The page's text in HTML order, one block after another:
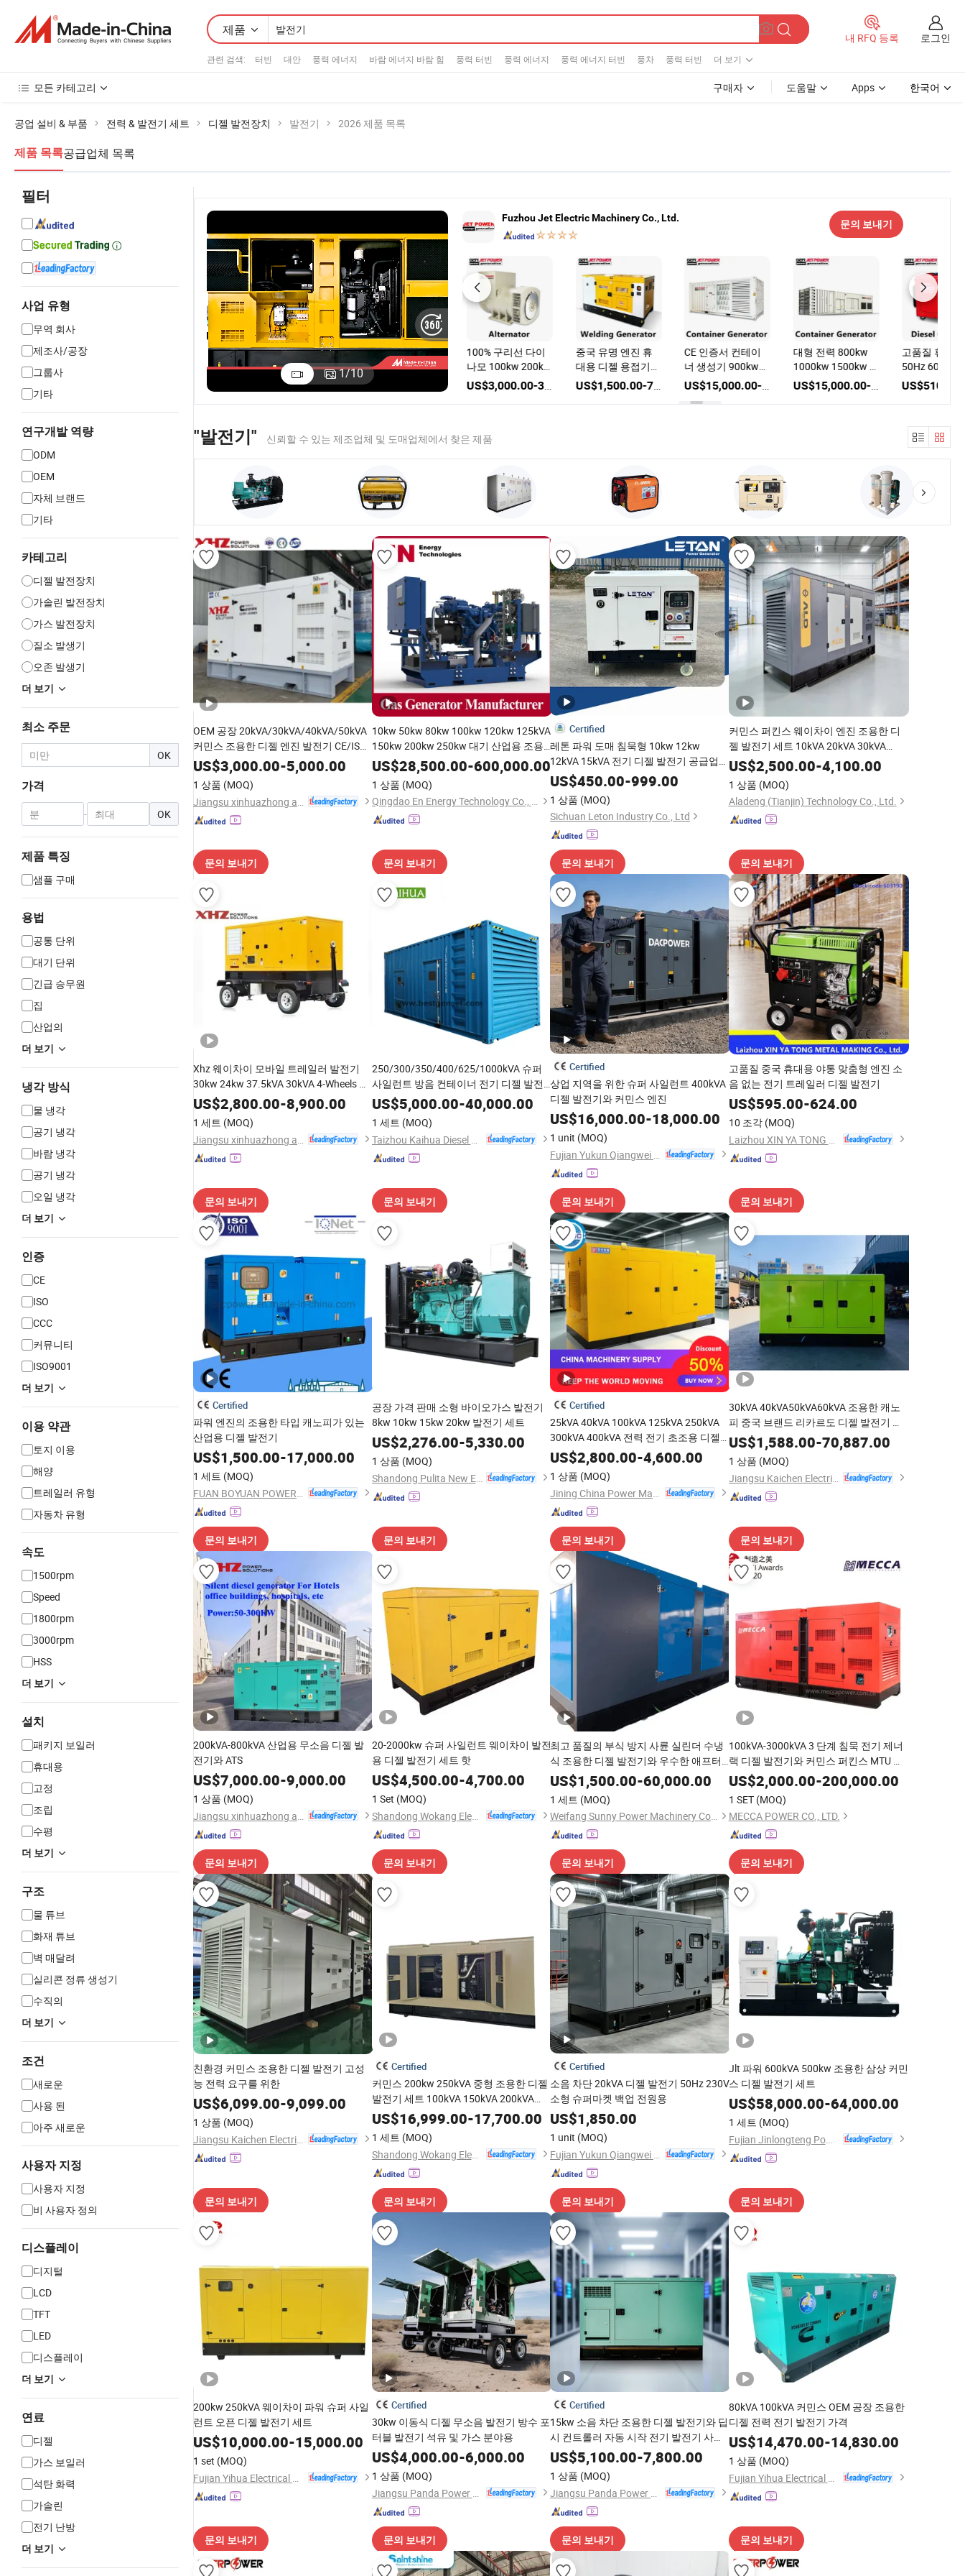
제품
관련 검색: 터빈 대안 풍력 에너지 바람 에너지 바람 힘 풍력 터빈 풍력 에너지 풍력 에너지 터빈 풍차 풍력 터빈 더 보기
내 RFQ 등록 로그인
모든 카테고리 구매자 도움말 Apps 한국어
공업 설비 & 부품 전력 & 발전기 세트 디젤 발전장치 발전기 2026 제품 목록
제품 목록공급업체 목록
필터
사업 유형
무역 회사
제조사/공장
그룹사
기타
연구개발 역량
ODM
OEM
자체 브랜드
기타
카테고리
디젤 발전장치
가솔린 발전장치
가스 발전장치
질소 발생기
오존 발생기
더 보기
최소 주문
OK
가격
- OK
제품 특징
샘플 구매
용법
공통 단위
대기 단위
긴급 승무원
집
산업의
더 보기
냉각 방식
물 냉각
공기 냉각
바람 냉각
공기 냉각
오일 냉각
더 보기
인증
CE
ISO
CCC
커뮤니티
ISO9001
더 보기
이용 약관
토지 이용
해양
트레일러 유형
자동차 유형
속도
1500rpm
Speed
1800rpm
3000rpm
HSS
더 보기
설치
패키지 보일러
휴대용
고정
조립
수평
더 보기
구조
물 튜브
화재 튜​​브
벽 매달려
실리콘 정류 생성기
수직의
더 보기
조건
새로운
사용 된
아주 새로운
사용자 지정
사용자 지정
비 사용자 정의
디스플레이
디지털
LCD
TFT
LED
디스플레이
더 보기
연료
디젤
가스 보일러
석탄 화력
가솔린
전기 난방
더 보기
1/10
Fuzhou Jet Electric Machinery Co., Ltd.
문의 보내기
공장 직송 개방형
80kw 70kw 60kw
수냉식 디젤 발전기
세트
70kVA 3phase 슈퍼
기 24 시간 기본 연
료 탱크
120kw 150kVA 디
젤 엔진이 포함된
디젤 발전기 가격
1106A-70tg1
US$1,999.00-9,999.00
10kVA-2500kVA 커
민스 엔진으로 구동
되는 디젤 발전기
세트, ISO 및 CE 인
100% 구리선 다이
나모 100kw 200kw
브러시리스 발전기
CE ISO
US$3,000.00-3,500.00
중국 유명 엔진 휴
대용 디젤 용접기
60kw 디젤 용접기
75kVA 무소음 디젤
US$1,500.00-7,000.00
CE 인증서 컨테이
너 생성기 900kw
1000kwsoundproof
디젤 발전기 공장
US$15,000.00-60,000.00
대형 전력 800kw
1000kw 1500kw 수
냉식 컨테이너형 디
젤 발전기 세트
US$15,000.00-60,000.00
고품질 휴대용
50Hz 60Hz
5/6/7kw 공랭
젤 발전기 가
"발전기" 신뢰할 수 있는 제조업체 및 도매업체에서 찾은 제품
OEM 공장 20kVA/30kVA/40kVA/50kVA
커민스 조용한 디젤 엔진 발전기 CE/ISO
인증 산업용
US$3,000.00-5,000.00
1 상품 (MOQ)
문의 보내기
10kw 50kw 80kw 100kw 120kw 125kVA
150kw 200kw 250kw 대기 산업용 조용
한 천연가스 바이오가스 LPG 엔진 발전
기 공장, 바이오가스 천연가스 발전기
US$28,500.00-600,000.00
1 상품 (MOQ)
Qingdao En Energy Technology Co., Ltd
문의 보내기
Certified
레톤 파워 도매 침묵형 10kw 12kw
12kVA 15kVA 전기 디젤 발전기 공급업체
전력 발전소 가정용 발전기
US$450.00-999.00
1 상품 (MOQ)
Sichuan Leton Industry Co., Ltd
문의 보내기
커민스 퍼킨스 웨이차이 엔진 조용한 디
젤 발전기 세트 10kVA 20kVA 30kVA
50kVA 60kVA 100kVA 200kVA 300kVA
400kVA 3-Phase 발전기 백업 전원
US$2,500.00-4,100.00
1 상품 (MOQ)
Aladeng (Tianjin) Technology Co., Ltd.
문의 보내기
Xhz 웨이차이 모바일 트레일러 발전기
30kw 24kw 37.5kVA 30kVA 4-Wheels 트
레일러 디젤 발전기 제조업체 3 상상
US$2,800.00-8,900.00
1 세트 (MOQ)
문의 보내기
250/300/350/400/625/1000kVA 슈퍼
사일런트 방음 컨테이너 전기 디젤 발전
기 세트 동기화 병렬
US$5,000.00-40,000.00
1 세트 (MOQ)
문의 보내기
Certified
상업 지역을 위한 슈퍼 사일런트 400kVA
디젤 발전기와 커민스 엔진
US$16,000.00-18,000.00
1 unit (MOQ)
문의 보내기
고품질 중국 휴대용 야통 맞춤형 엔진 소
음 없는 전기 트레일러 디젤 발전기
US$595.00-624.00
10 조각 (MOQ)
문의 보내기
Certified
파워 엔진의 조용한 타입 캐노피가 있는
산업용 디젤 발전기
US$1,500.00-17,000.00
1 세트 (MOQ)
문의 보내기
공장 가격 판매 소형 바이오가스 발전기
8kw 10kw 15kw 20kw 발전기 세트
US$2,276.00-5,330.00
1 상품 (MOQ)
Shandong Pulita New Energy Technology Co., Ltd.
문의 보내기
Certified
25kVA 40kVA 100kVA 125kVA 250kVA
300kVA 400kVA 전력 전기 초조용 디젤
발전기
US$2,800.00-4,600.00
1 상품 (MOQ)
문의 보내기
30kVA 40kVA50kVA60kVA 조용한 캐노
피 중국 브랜드 리카르도 디젤 발전기 세
트
US$1,588.00-70,887.00
1 상품 (MOQ)
Jiangsu Kaichen Electric Power Equipment Co., Ltd.
문의 보내기
200kVA-800kVA 산업용 무소음 디젤 발
전기와 ATS
US$7,000.00-9,000.00
1 상품 (MOQ)
문의 보내기
20-2000kw 슈퍼 사일런트 웨이차이 발전
용 디젤 발전기 세트 핫
US$4,500.00-4,700.00
1 Set (MOQ)
Shandong Wokang Electric Power Technology Co., Ltd
문의 보내기
최고 품질의 부식 방지 사륜 실린더 수냉
식 조용한 디젤 발전기와 우수한 애프터
서비스
US$1,500.00-60,000.00
1 세트 (MOQ)
Weifang Sunny Power Machinery Co., Ltd.
문의 보내기
100kVA-3000kVA 3 단계 침묵 전기 제너
랙 디젤 발전기와 커민스 퍼킨스 MTU 미
쓰비시 SME SDEC 유차이 웨이차이 중국
엔진 판매용
US$2,000.00-200,000.00
1 SET (MOQ)
MECCA POWER CO., LTD.
문의 보내기
친환경 커민스 조용한 디젤 발전기 고성
능 전력 요구를 위한
US$6,099.00-9,099.00
1 상품 (MOQ)
문의 보내기
Certified
커민스 200kw 250kVA 중형 조용한 디젤
발전기 세트 100kVA 150kVA 200kVA
300kVA 산업용 백업 일반 사용 수냉식 원
격 시작 방음
US$16,999.00-17,700.00
1 세트 (MOQ)
Shandong Wokang Electric Power Technology Co., Ltd
문의 보내기
Certified
소음 차단 20kVA 디젤 발전기 50Hz 230V
소형 슈퍼마켓 백업 전원용
US$1,850.00
1 unit (MOQ)
문의 보내기
Jlt 파워 600kVA 500kw 조용한 삼상 커민
스 디젤 발전기 세트
US$58,000.00-64,000.00
1 세트 (MOQ)
Fujian Jinlongteng Power Engine and Machinery Co., Ltd.
문의 보내기
200kw 250kVA 웨이차이 파워 슈퍼 사일
런트 오픈 디젤 발전기 세트
US$10,000.00-15,000.00
1 set (MOQ)
문의 보내기
Certified
30kw 이동식 디젤 무소음 발전기 방수 포
터블 발전기 석유 및 가스 분야용
US$4,000.00-6,000.00
1 상품 (MOQ)
문의 보내기
Certified
15kw 소음 차단 조용한 디젤 발전기와 딥
시 컨트롤러 자동 시작 전기 발전기 사무
실 백업용
US$5,100.00-7,800.00
1 상품 (MOQ)
문의 보내기
80kVA 100kVA 커민스 OEM 공장 조용한
디젤 전력 전기 발전기 가격
US$14,470.00-14,830.00
1 상품 (MOQ)
문의 보내기